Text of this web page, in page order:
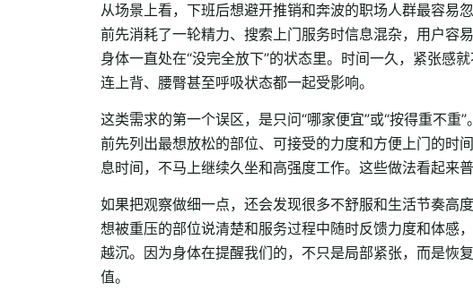
从场景上看，下班后想避开推销和奔波的职场人群最容易
前先消耗了一轮精力、搜索上门服务时信息混杂，用户容
身体一直处在“没完全放下”的状态里。时间一久，紧张感
连上背、腰臀甚至呼吸状态都一起受影响。
这类需求的第一个误区，是只问“哪家便宜”或“按得重不
前先列出最想放松的部位、可接受的力度和方便上门的时
息时间，不马上继续久坐和高强度工作。这些做法看起来
如果把观察做细一点，还会发现很多不舒服和生活节奏高
想被重压的部位说清楚和服务过程中随时反馈力度和体感
越沉。因为身体在提醒我们的，不只是局部紧张，而是恢
值。